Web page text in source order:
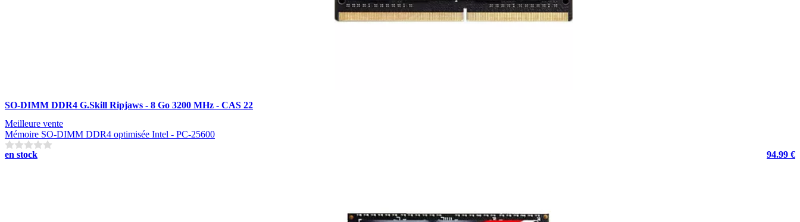
SO-DIMM DDR4 G.Skill Ripjaws - 8 Go 3200 MHz - CAS 22
Meilleure vente
Mémoire SO-DIMM DDR4 optimisée Intel - PC-25600
en stock
94.99 €